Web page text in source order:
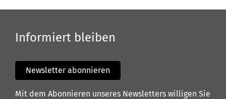
Informiert bleiben
Newsletter abonnieren
Mit dem Abonnieren unseres Newsletters willigen Sie